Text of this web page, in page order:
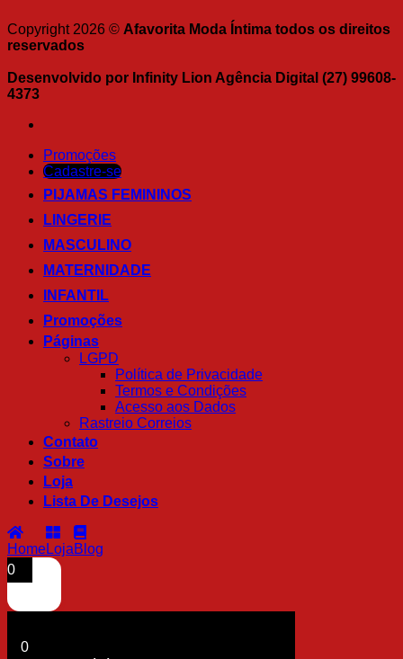
Copyright 2026 © Afavorita Moda Íntima todos os direitos
reservados
Desenvolvido por Infinity Lion Agência Digital (27) 99608-
4373
Promoções
Cadastre-se
PIJAMAS FEMININOS
LINGERIE
MASCULINO
MATERNIDADE
INFANTIL
Promoções
Páginas
LGPD
Política de Privacidade
Termos e Condições
Acesso aos Dados
Rastreio Correios
Contato
Sobre
Loja
Lista De Desejos
HomeLojaBlog
0
0